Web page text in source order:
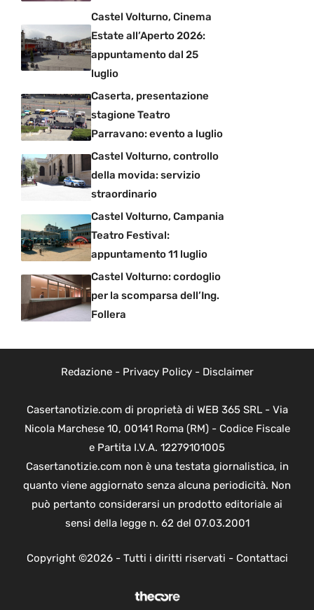
Castel Volturno, Cinema
Estate all’Aperto 2026:
appuntamento dal 25
luglio
Caserta, presentazione
stagione Teatro
Parravano: evento a luglio
Castel Volturno, controllo
della movida: servizio
straordinario
Castel Volturno, Campania
Teatro Festival:
appuntamento 11 luglio
Castel Volturno: cordoglio
per la scomparsa dell’Ing.
Follera
Redazione- Privacy Policy- Disclaimer
Casertanotizie.com di proprietà di WEB 365 SRL - Via
Nicola Marchese 10, 00141 Roma (RM) - Codice Fiscale
e Partita I.V.A. 12279101005
Casertanotizie.com non è una testata giornalistica, in
quanto viene aggiornato senza alcuna periodicità. Non
può pertanto considerarsi un prodotto editoriale ai
sensi della legge n. 62 del 07.03.2001
Copyright ©2026 - Tutti i diritti riservati - Contattaci